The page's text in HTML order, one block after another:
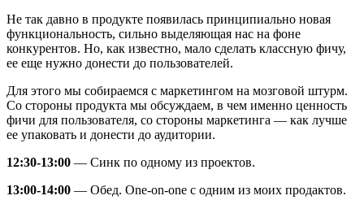
Не так давно в продукте появилась принципиально новая
функциональность, сильно выделяющая нас на фоне
конкурентов. Но, как известно, мало сделать классную фичу,
ее еще нужно донести до пользователей.
Для этого мы собираемся с маркетингом на мозговой штурм.
Со стороны продукта мы обсуждаем, в чем именно ценность
фичи для пользователя, со стороны маркетинга — как лучше
ее упаковать и донести до аудитории.
12:30-13:00 — Синк по одному из проектов.
13:00-14:00 — Обед. One-on-one с одним из моих продактов.